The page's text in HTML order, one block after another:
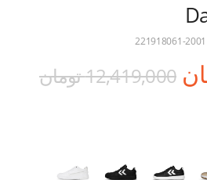
221918061-2001
12,419,000 تومان